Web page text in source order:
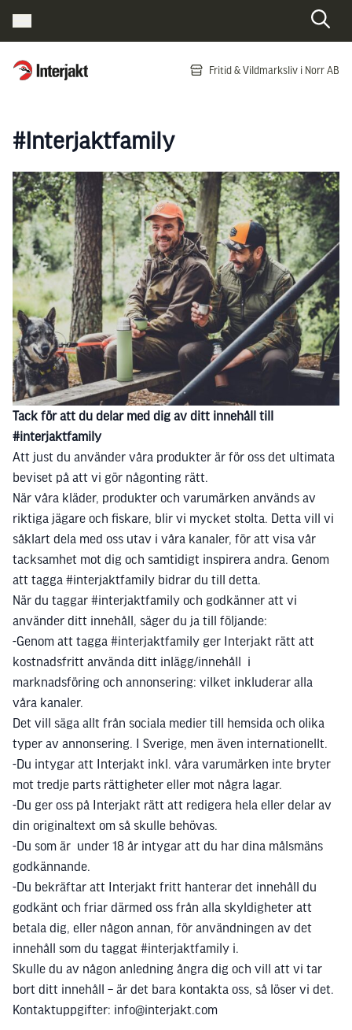
Interjakt SE Fritid & Vildmarksliv i Norr AB
#Interjaktfamily
Tack för att du delar med dig av ditt innehåll till
#interjaktfamily
Att just du använder våra produkter är för oss det ultimata
beviset på att vi gör någonting rätt.
När våra kläder, produkter och varumärken används av
riktiga jägare och fiskare, blir vi mycket stolta. Detta vill vi
såklart dela med oss utav i våra kanaler, för att visa vår
tacksamhet mot dig och samtidigt inspirera andra. Genom
att tagga #interjaktfamily bidrar du till detta.
När du taggar #interjaktfamily och godkänner att vi
använder ditt innehåll, säger du ja till följande:
-Genom att tagga #interjaktfamily ger Interjakt rätt att
kostnadsfritt använda ditt inlägg/innehåll i
marknadsföring och annonsering: vilket inkluderar alla
våra kanaler.
Det vill säga allt från sociala medier till hemsida och olika
typer av annonsering. I Sverige, men även internationellt.
-Du intygar att Interjakt inkl. våra varumärken inte bryter
mot tredje parts rättigheter eller mot några lagar.
-Du ger oss på Interjakt rätt att redigera hela eller delar av
din originaltext om så skulle behövas.
-Du som är under 18 år intygar att du har dina målsmäns
godkännande.
-Du bekräftar att Interjakt fritt hanterar det innehåll du
godkänt och friar därmed oss från alla skyldigheter att
betala dig, eller någon annan, för användningen av det
innehåll som du taggat #interjaktfamily i.
Skulle du av någon anledning ångra dig och vill att vi tar
bort ditt innehåll – är det bara kontakta oss, så löser vi det.
Kontaktuppgifter: info@interjakt.com